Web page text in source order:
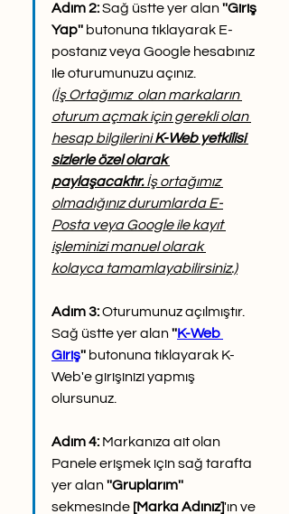
Adım 2: Sağ üstte yer alan ''Giriş
Yap'' butonuna tıklayarak E-
postanız veya Google hesabınız
ile oturumunuzu açınız.
(İş Ortağımız  olan markaların
oturum açmak için gerekli olan
hesap bilgilerini K-Web yetkilisi
sizlerle özel olarak
paylaşacaktır. İş ortağımız
olmadığınız durumlarda E-
Posta veya Google ile kayıt
işleminizi manuel olarak
kolayca tamamlayabilirsiniz.)
Adım 3: Oturumunuz açılmıştır.
Sağ üstte yer alan ''K-Web
Giriş'' butonuna tıklayarak K-
Web'e girişinizi yapmış
olursunuz.
Adım 4: Markanıza ait olan
Panele erişmek için sağ tarafta
yer alan
sekmesinde [Marka Adınız]'ın ve